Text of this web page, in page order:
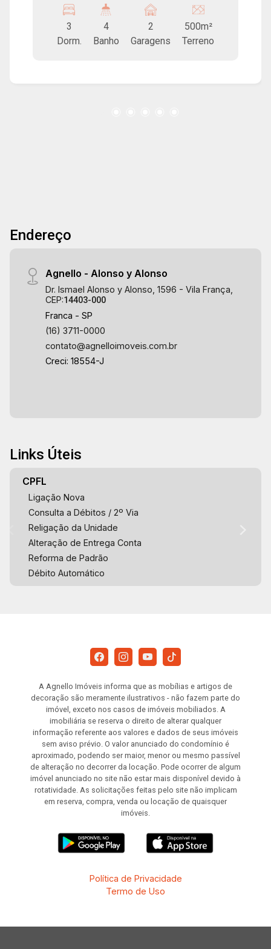
academias, padarias e praças. Excelente para
quem trabalha Home Office, pois tem 3 quartos
e um deles já preparado para escritório. Casa
quentes. Armários na cozinha, banheiros e
3
Dorm.
4
Banho
2
Garagens
500m²
Terreno
Endereço
Agnello - Alonso y Alonso
Dr. Ismael Alonso y Alonso, 1596 - Vila França,
CEP:14403-000
Franca - SP
(16) 3711-0000
contato@agnelloimoveis.com.br
Creci: 18554-J
Links Úteis
CPFL
Ligação Nova
Consulta a Débitos / 2º Via
Religação da Unidade
Alteração de Entrega Conta
Reforma de Padrão
Débito Automático
A Agnello Imóveis informa que as mobílias e artigos de
decoração são meramente ilustrativos - não fazem parte do
imóvel, exceto nos casos de imóveis mobiliados. A
imobiliária se reserva o direito de alterar qualquer
informação referente aos valores e dados de seus imóveis
sem aviso prévio. O valor anunciado do condomínio é
aproximado, podendo ser maior, menor ou mesmo passível
de alteração no decorrer da locação. Pode ocorrer de algum
imóvel anunciado no site não estar mais disponível devido à
rotatividade. As solicitações feitas pelo site não implicam
em reserva, compra, venda ou locação de quaisquer
imóveis.
Política de Privacidade
Termo de Uso